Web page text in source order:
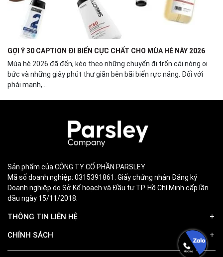
GỢI Ý 30 CAPTION ĐI BIỂN CỰC CHẤT CHO MÙA HÈ NÀY 2026
Mùa hè 2026 đã đến, kéo theo những chuyến đi trốn cái nóng oi
bức và những giây phút thư giãn bên bãi biển rực nắng. Đối với
phái mạnh,...
Sản phẩm của CÔNG TY CỔ PHẦN PARSLEY
Mã số doanh nghiệp: 0315391861. Giấy chứng nhận Đăng ký
Doanh nghiệp do Sở Kế hoạch và Đầu tư TP. Hồ Chí Minh cấp lần
đầu ngày 15/11/2018.
THÔNG TIN LIÊN HỆ
CHÍNH SÁCH